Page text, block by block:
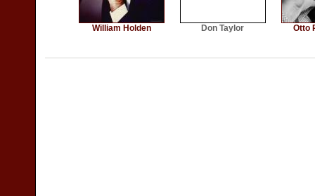
William Holden Don Taylor Otto